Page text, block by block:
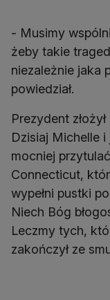
- Musimy
żeby takie
niezależnie jaka
powiedział.
Prezydent
Dzisiaj Michelle
mocniej
Connecticut,
wypełni pustki
Niech Bóg
Leczmy tych,
zakończył ze